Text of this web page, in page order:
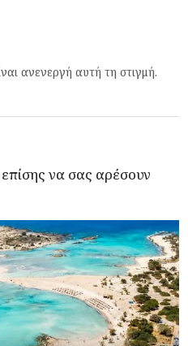
ανενεργή αυτή τη στιγμή.
να σας αρέσουν